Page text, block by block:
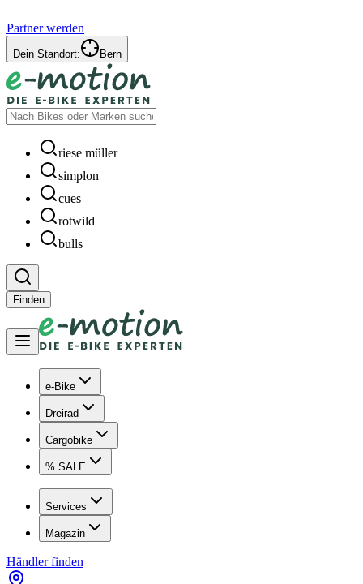
Partner werden
Dein Standort: Bern
riese müller
simplon
cues
rotwild
bulls
Finden
e-Bike
Dreirad
Cargobike
% SALE
Services
Magazin
Händler finden